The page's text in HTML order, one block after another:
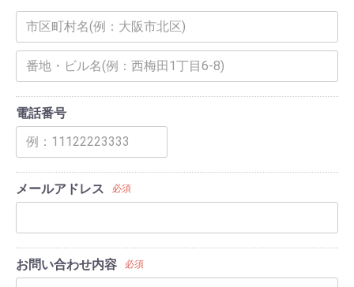
電話番号
メールアドレス 必須
お問い合わせ内容 必須